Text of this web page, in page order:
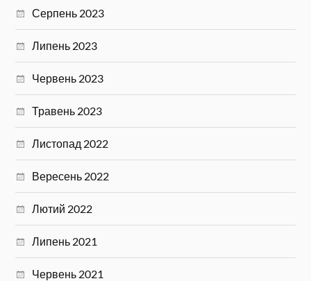
Серпень 2023
Липень 2023
Червень 2023
Травень 2023
Листопад 2022
Вересень 2022
Лютий 2022
Липень 2021
Червень 2021